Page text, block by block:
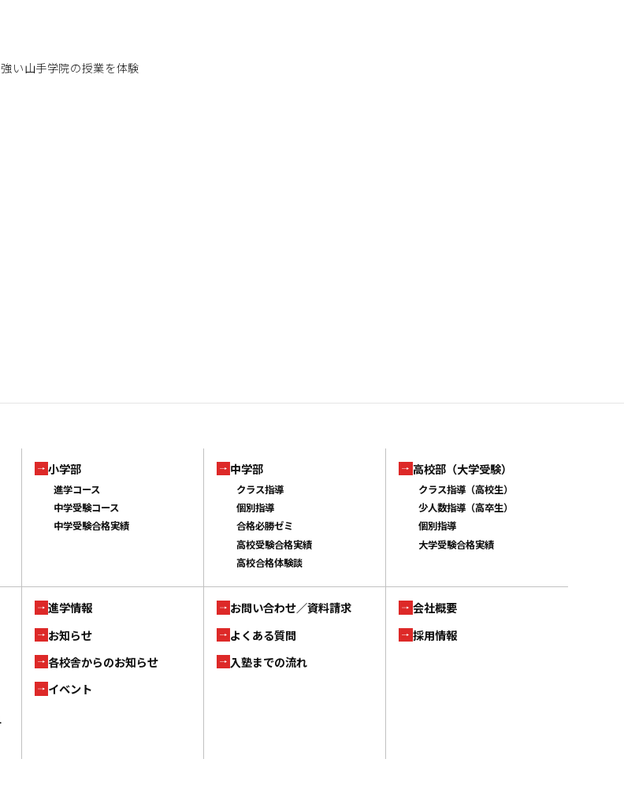
い山手学院の授業を体験
小学部
進学コース
中学受験コース
中学受験合格実績
中学部
クラス指導
個別指導
合格必勝ゼミ
高校受験合格実績
高校合格体験談
高校部（大学受験）
クラス指導（高校生）
少人数指導（高卒生）
個別指導
大学受験合格実績
進学情報
お知らせ
各校舎からのお知らせ
イベント
お問い合わせ／資料請求
よくある質問
入塾までの流れ
会社概要
採用情報